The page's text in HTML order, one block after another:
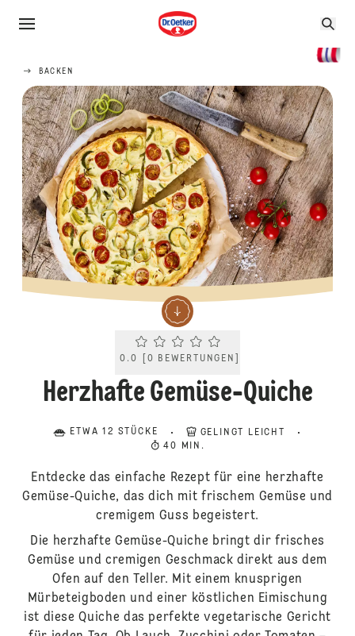
BACKEN
Current rating 0.0. Click to rate.
0.0 0 BEWERTUNGEN
Herzhafte Gemüse-Quiche
ETWA 12 STÜCKE
GELINGT LEICHT
40 MIN.
Entdecke das einfache Rezept für eine herzhafte
Gemüse-Quiche, das dich mit frischem Gemüse und
cremigem Guss begeistert.
Die herzhafte Gemüse-Quiche bringt dir frisches
Gemüse und cremigen Geschmack direkt aus dem
Ofen auf den Teller. Mit einem knusprigen
Mürbeteigboden und einer köstlichen Eimischung
ist diese Quiche das perfekte vegetarische Gericht